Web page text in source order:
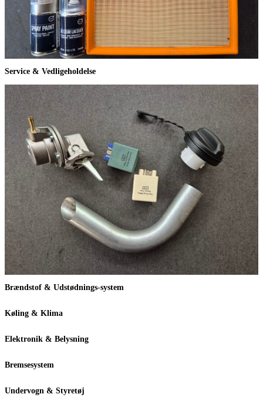
Service & Vedligeholdelse
Brændstof & Udstødnings-system
Køling & Klima
Elektronik & Belysning
Bremsesystem
Undervogn & Styretøj